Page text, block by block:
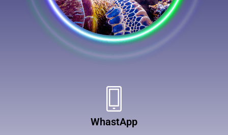
WhastApp